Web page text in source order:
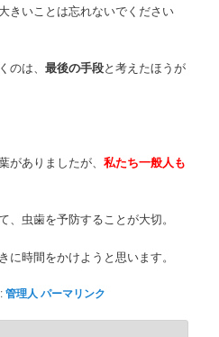
きいことは忘れないでください
のは、最後の手段と考えたほうが
がありましたが、私たち一般人も
、虫歯を予防することが大切。
時間をかけようと思います。
管理人 パーマリンク